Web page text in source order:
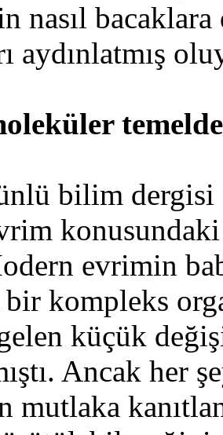
nasıl
aydınlatmış
bilim dergisi
evrimin
kompleks
küçük
Ancak her
mutlaka